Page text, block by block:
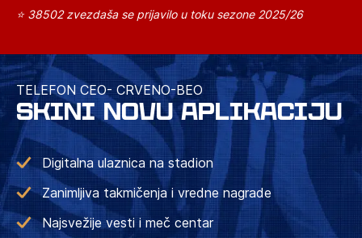
⭐ 38502 zvezdaša se prijavilo u toku sezone 2025/26
TELEFON CEO- CRVENO-BEO
SKINI NOVU APLIKACIJU
Digitalna ulaznica na stadion
Zanimljiva takmičenja i vredne nagrade
Najsvežije vesti i meč centar